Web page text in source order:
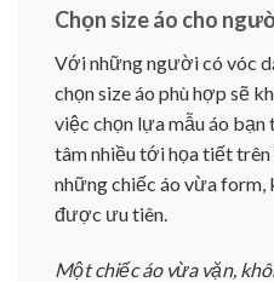
Chọn size áo cho
Với những người có vóc
chọn size áo phù hợp sẽ
việc chọn lựa mẫu áo bạn
tâm nhiều tới họa tiết trên
những chiếc áo vừa form,
được ưu tiên.
Một chiếc áo vừa vặn,